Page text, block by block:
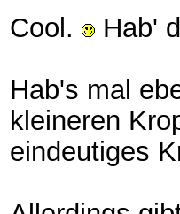
Cool. Hab'
Hab's mal
kleineren
eindeutiges